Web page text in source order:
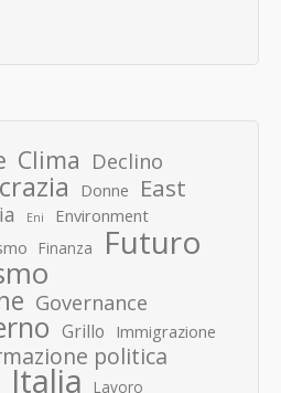
Clima Declino
Donne East
Eni Environment
Finanza Futuro
Governance
Grillo Immigrazione
politica
Italia
Lavoro